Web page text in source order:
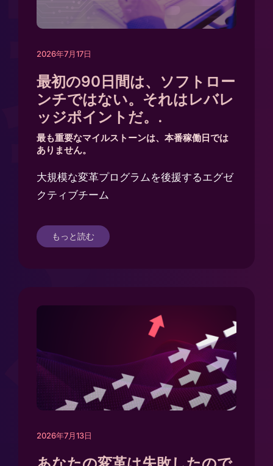
完
了
〜
2026年7月17日
最初の90日間は、ソフトロー
ンチではない。それはレバレ
ッジポイントだ。.
最も重要なマイルストーンは、本番稼働日では
ありません。
大規模な変革プログラムを後援するエグゼ
クティブチーム
もっと読む
2026年7月13日